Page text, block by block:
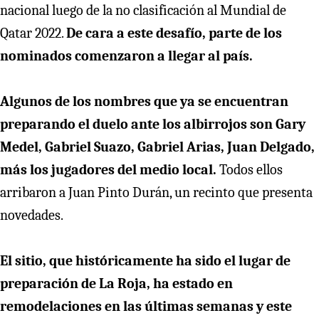
nacional luego de la no clasificación al Mundial de
Qatar 2022.De cara a este desafío, parte de los
nominados comenzaron a llegar al país.
Algunos de los nombres que ya se encuentran
preparando el duelo ante los albirrojos son Gary
Medel, Gabriel Suazo, Gabriel Arias, Juan Delgado,
más los jugadores del medio local. Todos ellos
arribaron a Juan Pinto Durán, un recinto que presenta
novedades.
El sitio, que históricamente ha sido el lugar de
preparación de La Roja, ha estado en
remodelaciones en las últimas semanas y este